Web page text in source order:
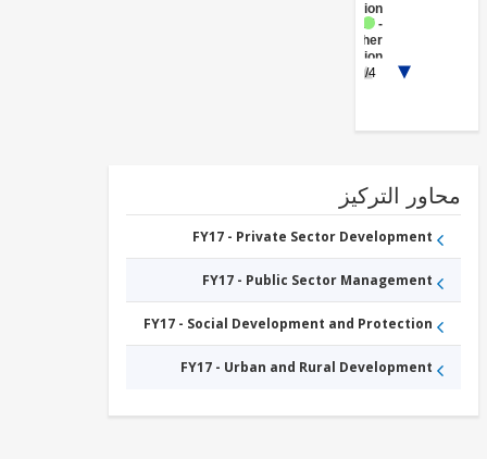
Administration
Transportation
FY17 -
Supply
FY17 -
Other
Water
and
التركيز
FY17 - Private Sector Development
FY17 - Public Sector Management
FY17 - Social Development and Protection
FY17 - Urban and Rural Development